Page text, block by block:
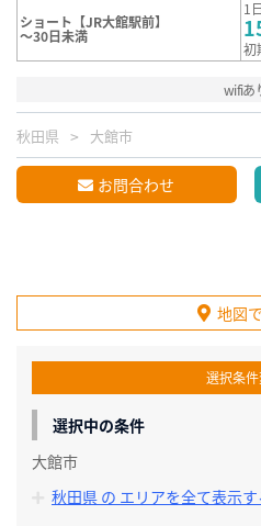
ショート【JR大館駅前】
～30日未満
1
初
wifiあ
秋田県 大館市
お問合わせ
地図
選択条
選択中の条件
大館市
秋田県 の エリアを全て表示す